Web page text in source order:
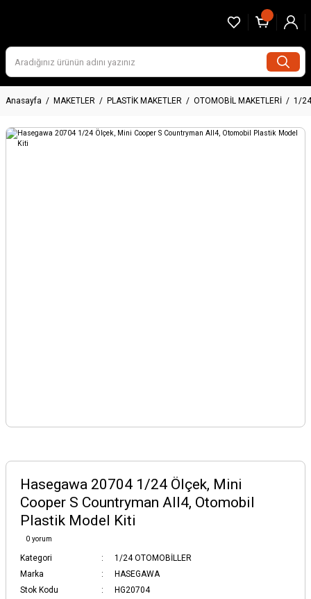
Anasayfa MAKETLER PLASTİK MAKETLER OTOMOBİL MAKETLERİ 1/
Hasegawa 20704 1/24 Ölçek, Mini
Cooper S Countryman All4, Otomobil
Plastik Model Kiti
0 yorum
Kategori
1/24 OTOMOBİLLER
Marka
HASEGAWA
Stok Kodu
HG20704